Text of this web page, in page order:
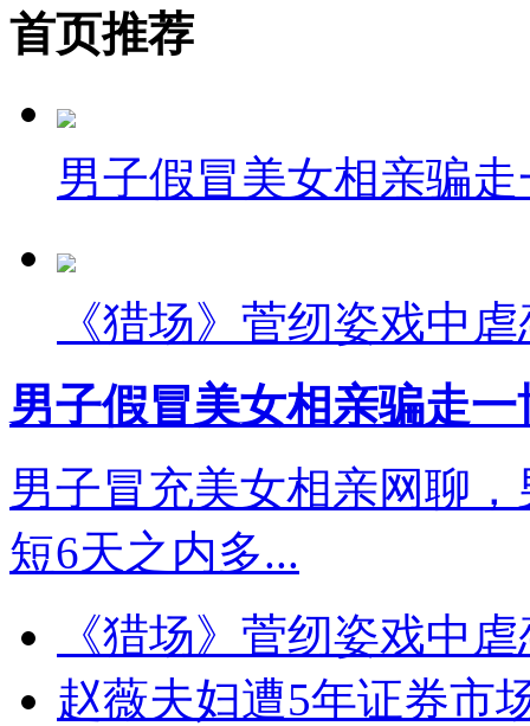
首页推荐
男子假冒美女相亲骗
《猎场》菅纫姿戏中
男子假冒美女相亲骗走
男子冒充美女相亲网聊
短6天之内多...
《猎场》菅纫姿戏中
赵薇夫妇遭5年证券市